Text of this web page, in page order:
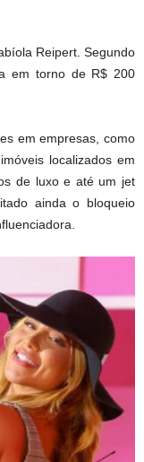
Reipert. Segundo
em torno de R$ 200
em empresas, como
localizados em
de luxo e até um jet
ainda o bloqueio